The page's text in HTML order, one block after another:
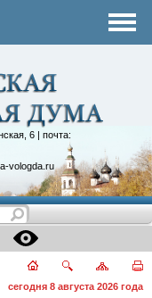
6 | почта:
vologda.ru
сегодня 8 августа 2026 года